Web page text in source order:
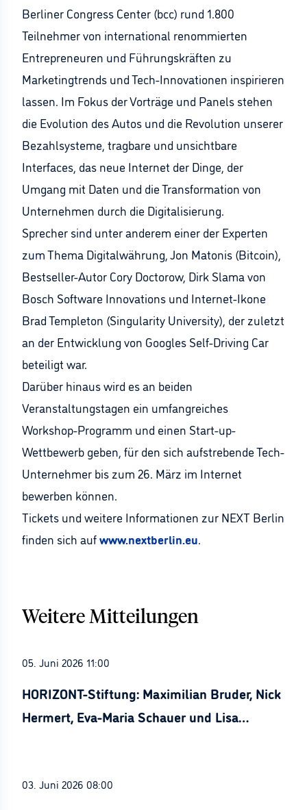
Berliner Congress Center (bcc) rund 1.800
Teilnehmer von international renommierten
Entrepreneuren und Führungskräften zu
Marketingtrends und Tech-Innovationen inspirieren
lassen. Im Fokus der Vorträge und Panels stehen
die Evolution des Autos und die Revolution unserer
Bezahlsysteme, tragbare und unsichtbare
Interfaces, das neue Internet der Dinge, der
Umgang mit Daten und die Transformation von
Unternehmen durch die Digitalisierung.
Sprecher sind unter anderem einer der Experten
zum Thema Digitalwährung, Jon Matonis (Bitcoin),
Bestseller-Autor Cory Doctorow, Dirk Slama von
Bosch Software Innovations und Internet-Ikone
Brad Templeton (Singularity University), der zuletzt
an der Entwicklung von Googles Self-Driving Car
beteiligt war.
Darüber hinaus wird es an beiden
Veranstaltungstagen ein umfangreiches
Workshop-Programm und einen Start-up-
Wettbewerb geben, für den sich aufstrebende Tech-
Unternehmer bis zum 26. März im Internet
bewerben können.
Tickets und weitere Informationen zur NEXT Berlin
finden sich aufwww.nextberlin.eu.
Weitere Mitteilungen
05. Juni 2026 11:00
HORIZONT-Stiftung: Maximilian Bruder, Nick
Hermert, Eva-Maria Schauer und Lisa
03. Juni 2026 08:00